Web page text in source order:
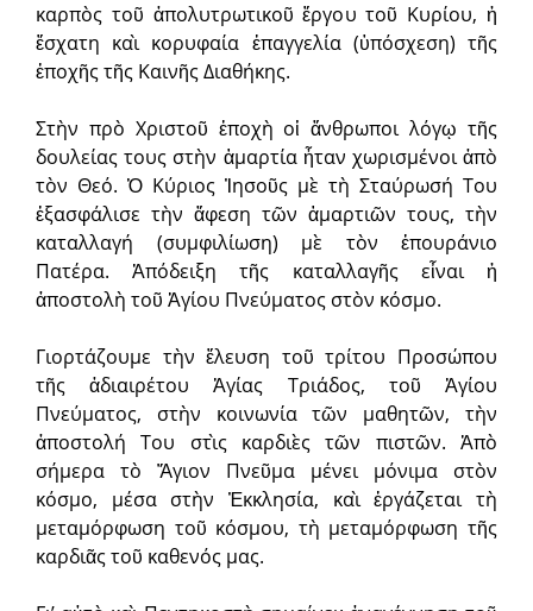
καρπὸς τοῦ ἀπολυτρωτικοῦ ἔργου τοῦ Κυρίου, ἡ
ἔσχατη καὶ κορυφαία ἐπαγγελία (ὑπόσχεση) τῆς
ἐποχῆς τῆς Καινῆς Διαθήκης.
Στὴν πρὸ Χριστοῦ ἐποχὴ οἱ ἄνθρωποι λόγῳ τῆς
δουλείας τους στὴν ἁμαρτία ἦταν χωρισμένοι ἀπὸ
τὸν Θεό. Ὁ Κύριος Ἰησοῦς μὲ τὴ Σταύρωσή Του
ἐξασφάλισε τὴν ἄφεση τῶν ἁμαρτιῶν τους, τὴν
καταλλαγή (συμφιλίωση) μὲ τὸν ἐπουράνιο
Πατέρα. Ἀπόδειξη τῆς καταλλαγῆς εἶναι ἡ
ἀποστολὴ τοῦ Ἁγίου Πνεύματος στὸν κόσμο.
Γιορτάζουμε τὴν ἔλευση τοῦ τρίτου Προσώπου
τῆς ἀδιαιρέτου Ἁγίας Τριάδος, τοῦ Ἁγίου
Πνεύματος, στὴν κοινωνία τῶν μαθητῶν, τὴν
ἀποστολή Του στὶς καρδιὲς τῶν πιστῶν. Ἀπὸ
σήμερα τὸ Ἅγιον Πνεῦμα μένει μόνιμα στὸν
κόσμο, μέσα στὴν Ἐκκλησία, καὶ ἐργάζεται τὴ
μεταμόρφωση τοῦ κόσμου, τὴ μεταμόρφωση τῆς
καρδιᾶς τοῦ καθενός μας.